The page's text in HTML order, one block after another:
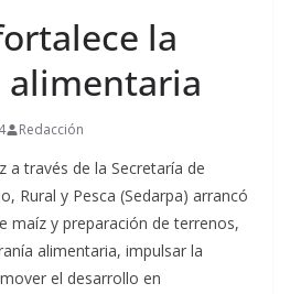
la
alimentaria
Redacción
a través de la Secretaría de
Rural y Pesca (Sedarpa) arrancó
maíz y preparación de terrenos,
alimentaria, impulsar la
el desarrollo en